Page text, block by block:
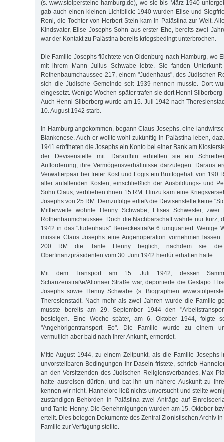
(s. www.stolpersteine-hamburg.de), wo sie bis März 1940
gab auch einen kleinen Lichtblick: 1940 wurden Elise und
Roni, die Tochter von Herbert Stein kam in Palästina zur Welt.
Kindsvater, Elise Josephs Sohn aus erster Ehe, bereits zwei
war der Kontakt zu Palästina bereits kriegsbedingt unterbrochen.
Die Familie Josephs flüchtete von Oldenburg nach Hamburg, wo
mit ihrem Mann Julius Schwabe lebte. Sie fanden
Rothenbaumchaussee 217, einem "Judenhaus", des Jüdischen
sich die Jüdische Gemeinde seit 1939 nennen musste. Dort
eingesetzt. Wenige Wochen später trafen sie dort Henni
Auch Henni Silberberg wurde am 15. Juli 1942 nach
10. August 1942 starb.
In Hamburg angekommen, begann Claus Josephs, eine
Blankenese. Auch er wollte wohl zukünftig in Palästina leben,
1941 eröffneten die Josephs ein Konto bei einer Bank am
der Devisenstelle mit. Daraufhin erhielten sie ein
Aufforderung, ihre Vermögensverhältnisse darzulegen. Daraus
Verwalterpaar bei freier Kost und Logis ein Bruttogehalt von 190
aller anfallenden Kosten, einschließlich der Ausbildungs- und
Sohn Claus, verblieben ihnen 15 RM. Hinzu kam eine
Josephs von 25 RM. Demzufolge erließ die Devisenstelle keine
Mittlerweile wohnte Henny Schwabe, Elises Schwester,
Rothenbaumchaussee. Doch die Nachbarschaft währte nur kurz,
1942 in das "Judenhaus" Beneckestraße 6 umquartiert. Wenige
musste Claus Josephs eine Augenoperation vornehmen
200 RM die Tante Henny beglich, nachdem sie die
Oberfinanzpräsidenten vom 30. Juni 1942 hierfür erhalten hatte.
Mit dem Transport am 15. Juli 1942, dessen
Schanzenstraße/Altonaer Straße war, deportierte die Gestapo
Josephs sowie Henny Schwabe (s. Biographien
Theresienstadt. Nach mehr als zwei Jahren wurde die Familie
musste bereits am 29. September 1944 den
besteigen. Eine Woche später, am 6. Oktober 1944, folgte
"Angehörigentransport Eo". Die Familie wurde zu einem
vermutlich aber bald nach ihrer Ankunft, ermordet.
Mitte August 1944, zu einem Zeitpunkt, als die Familie Josephs
unvorstellbaren Bedingungen ihr Dasein fristete, schrieb
an den Vorsitzenden des Jüdischen Religionsverbandes, Max
hatte ausreisen dürfen, und bat ihn um nähere Auskunft zu
kennen wir nicht. Hannelore ließ nichts unversucht und stellte
zuständigen Behörden in Palästina zwei Anträge auf
und Tante Henny. Die Genehmigungen wurden am 15. Oktober
erteilt. Dies belegen Dokumente des Zentral Zionistischen Archiv
Familie zur Verfügung stellte.